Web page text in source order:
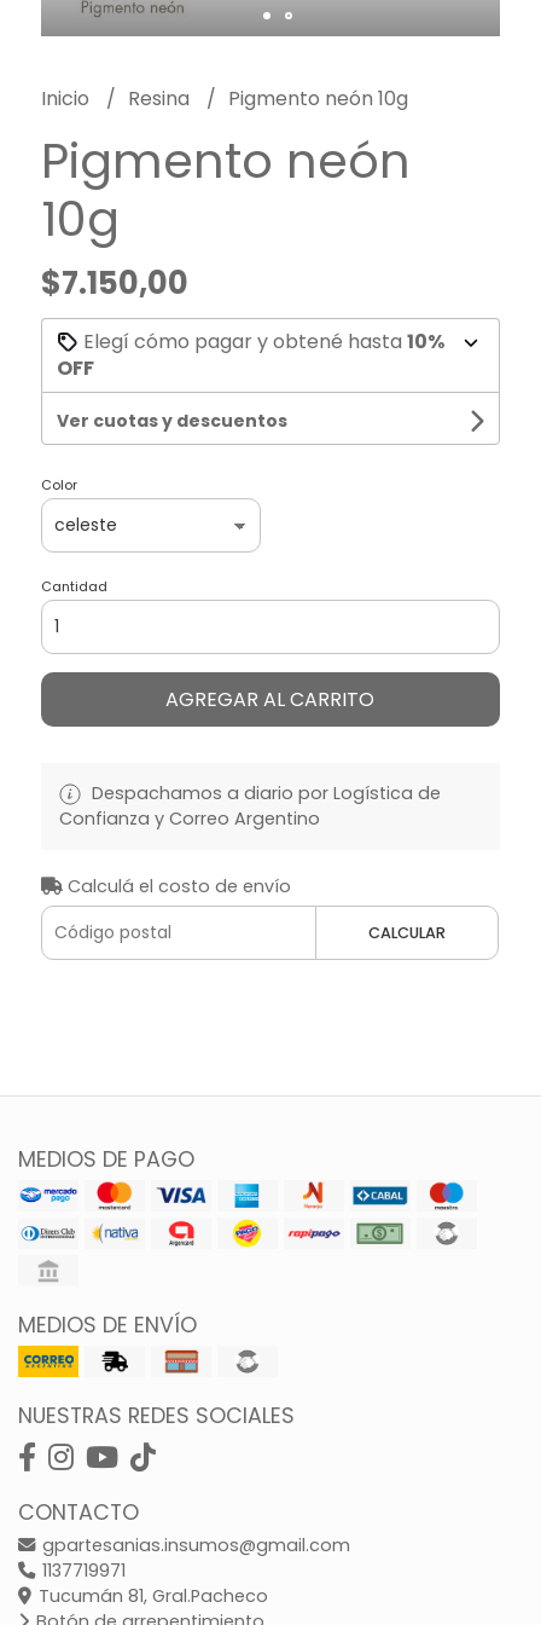
Inicio Resina Pigmento neón 10g
Pigmento neón
10g
$7.150,00
Elegí cómo pagar y obtené hasta 10%
OFF
Ver cuotas y descuentos
Color
Cantidad
AGREGAR AL CARRITO
Despachamos a diario por Logística de
Confianza y Correo Argentino
Calculá el costo de envío
CALCULAR
MEDIOS DE PAGO
MEDIOS DE ENVÍO
NUESTRAS REDES SOCIALES
CONTACTO
gpartesanias.insumos@gmail.com
1137719971
Tucumán 81, Gral.Pacheco